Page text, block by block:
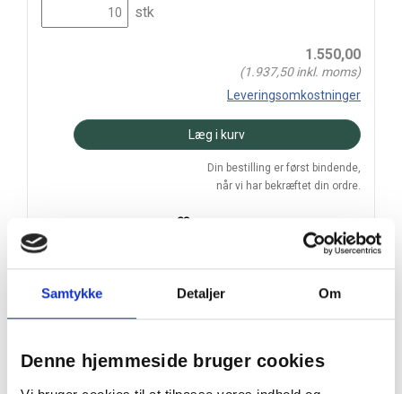
Samtykke Detaljer Om
Denne hjemmeside bruger cookies
stk
1.550,00
(1.937,50inkl. moms)
Leveringsomkostninger
Læg i kurv
Din bestilling er først bindende,
når vi har bekræftet din ordre.
På lager
Prismatch